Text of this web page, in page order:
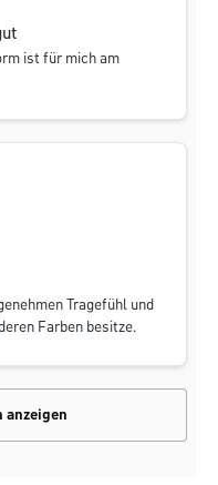
ist für mich am
5 von 5 Sternen
Tragefühl und
Farben besitze.
anzeigen